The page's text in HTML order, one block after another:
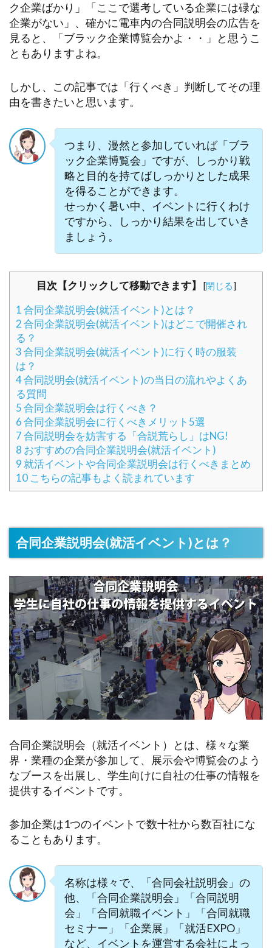
ク企業ばかり」「ここで選考している企業には碌な
企業がない」、確かに電車内の合同説明会の広告を
見ると、「ブラック企業博覧会かよ・・」と思うこ
ともありますよね。
しかし、この記事では「行くべき」判断してその理
由を書きたいと思います。
つまり、漫然と参加していれば「ブラ
ック企業博覧会」ですが、しっかり戦
略と目的を持てばしっかりとした成果
を得ることができます。
せっかく暑い中、イベントに行くわけ
ですから、しっかり結果を出していき
ましょう。
目次【クリックして移動できます】 [閉じる]
1合同企業説明会(就活イベント)とは？
2合同企業説明会(就活イベント)はどこで開催され
る？
3合同企業説明会(就活イベント)に行く時の服装
は？
4合同説明会(就活イベント)の当日の流れやよくあ
る質問
5合同企業説明会は行くべき？
6合同企業説明会に行くべきメリット5選
7合同説明会を妨害する「合説荒らし」はNG!
8 おすすめの合同企業説明会(就活イベント)
9就活イベントや合同企業説明会は行くべきまとめ
10 こちらの記事もよく読まれています
合同企業説明会(就活イベント)とは？
合同企業説明会（就活イベント）とは、様々な業
界・業種の企業が参加して、展示会や博覧会のよう
なブースを出展し、学生向けに自社の仕事の情報を
提供するイベントです。
参加企業は1つのイベントで数十社から数百社にな
ることもあります。
名称は様々で、「合同会社説明会」の
他、「合同企業説明会」「合同説明
会」「合同就職イベント」「合同就職
セミナー」「企業展」「就活EXPO」
など、イベントを運営する会社によっ